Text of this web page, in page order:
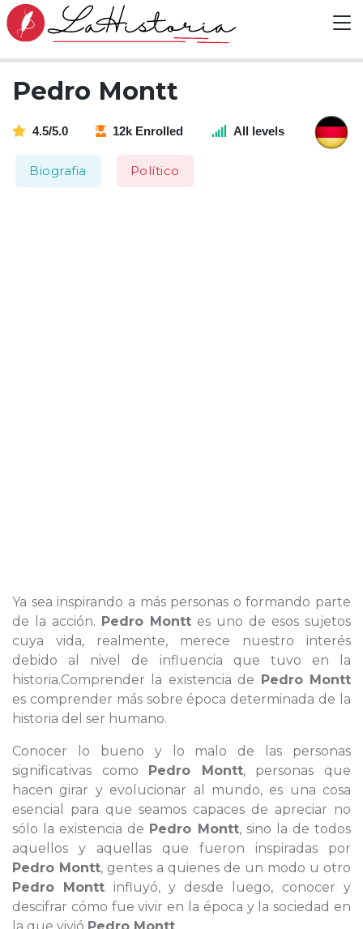
Pedro Montt
4.5/5.0 12k Enrolled All levels
Biografia Político
Ya sea inspirando a más personas o formando parte
de la acción. Pedro Montt es uno de esos sujetos
cuya vida, realmente, merece nuestro interés
debido al nivel de influencia que tuvo en la
historia.Comprender la existencia de Pedro Montt
es comprender más sobre época determinada de la
historia del ser humano.
Conocer lo bueno y lo malo de las personas
significativas como Pedro Montt, personas que
hacen girar y evolucionar al mundo, es una cosa
esencial para que seamos capaces de apreciar no
sólo la existencia de Pedro Montt, sino la de todos
aquellos y aquellas que fueron inspiradas por
Pedro Montt, gentes a quienes de un modo u otro
Pedro Montt influyó, y desde luego, conocer y
descifrar cómo fue vivir en la época y la sociedad en